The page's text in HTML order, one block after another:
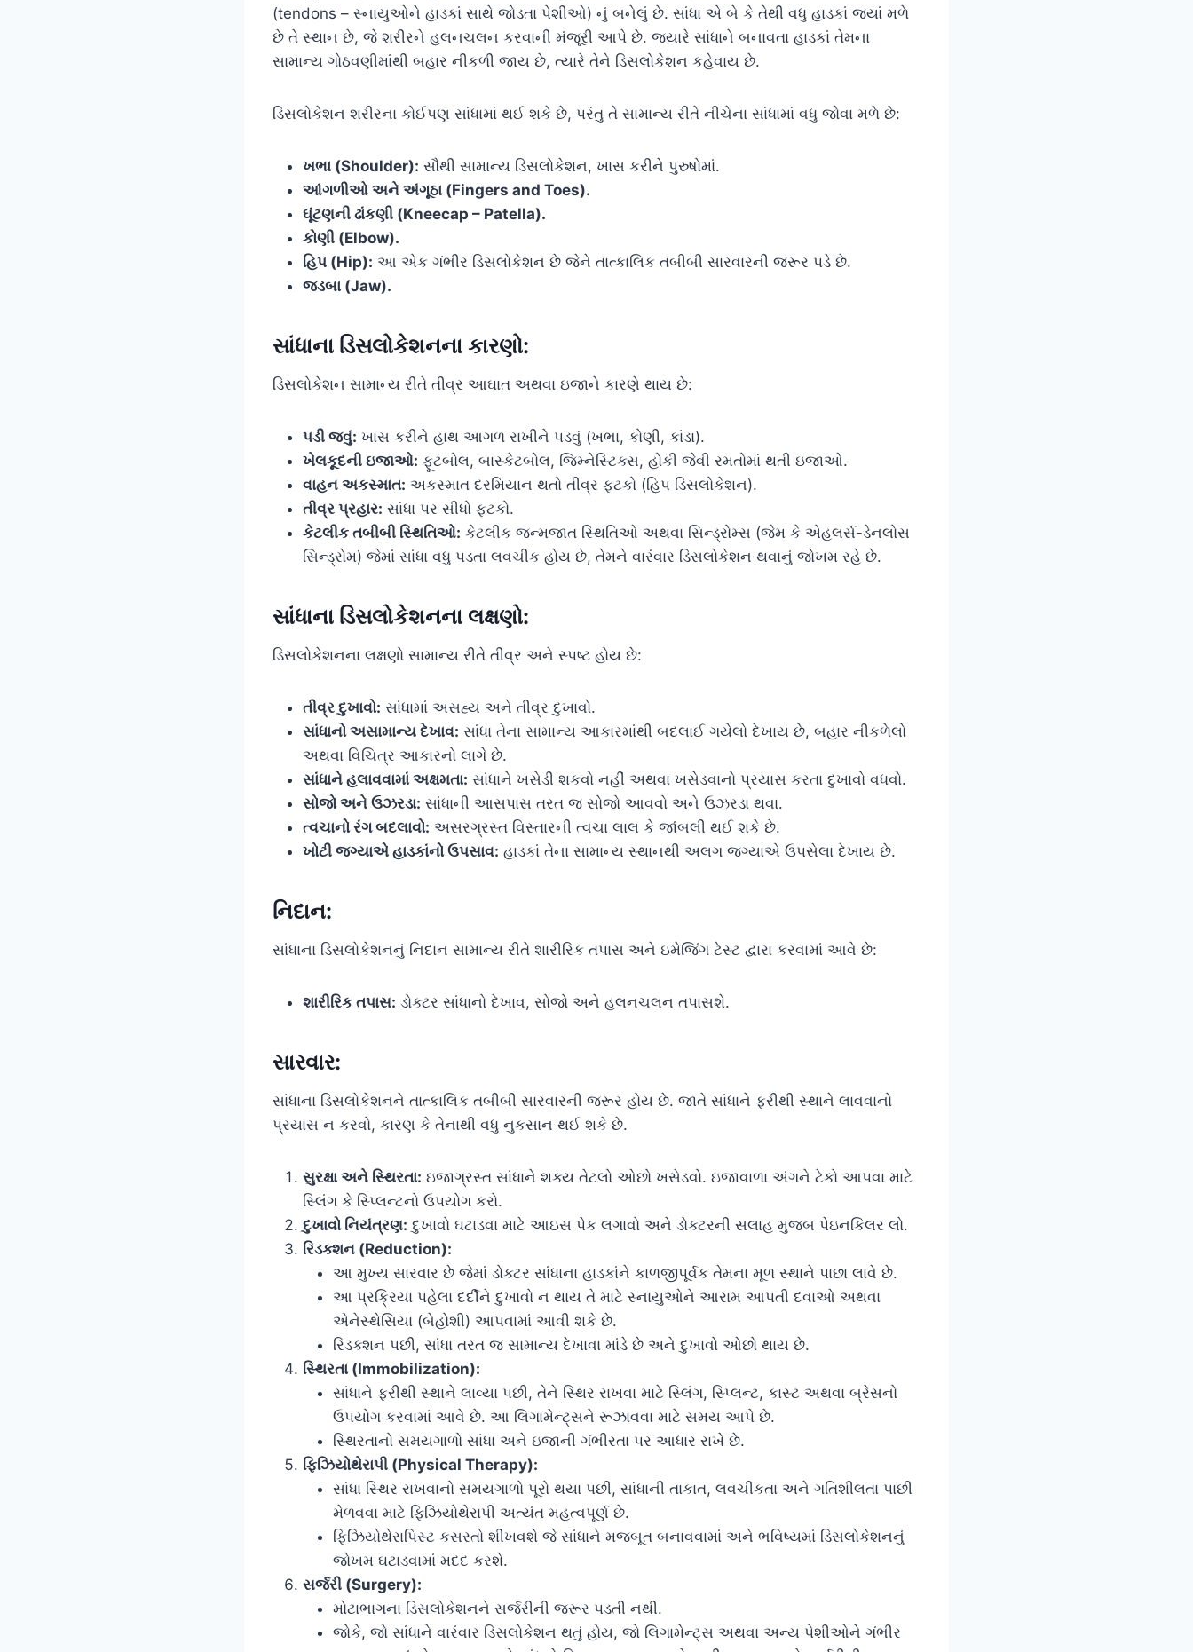
(tendons – સ્નાયુઓને હાડકાં સાથે જોડતા પેશીઓ) નું બનેલું છે. સાંધા એ બે કે તેથી વધુ હાડકાં જ્યાં મળે
છે તે સ્થાન છે, જે શરીરને હલનચલન કરવાની મંજૂરી આપે છે. જ્યારે સાંધાને બનાવતા હાડકાં તેમના
સામાન્ય ગોઠવણીમાંથી બહાર નીકળી જાય છે, ત્યારે તેને ડિસલોકેશન કહેવાય છે.
ડિસલોકેશન શરીરના કોઈપણ સાંધામાં થઈ શકે છે, પરંતુ તે સામાન્ય રીતે નીચેના સાંધામાં વધુ જોવા મળે છે:
ખભા (Shoulder): સૌથી સામાન્ય ડિસલોકેશન, ખાસ કરીને પુરુષોમાં.
આંગળીઓ અને અંગૂઠા (Fingers and Toes).
ઘૂંટણની ઢાંકણી (Kneecap – Patella).
કોણી (Elbow).
હિપ (Hip): આ એક ગંભીર ડિસલોકેશન છે જેને તાત્કાલિક તબીબી સારવારની જરૂર પડે છે.
જડબા (Jaw).
સાંધાના ડિસલોકેશનના કારણો:
ડિસલોકેશન સામાન્ય રીતે તીવ્ર આઘાત અથવા ઇજાને કારણે થાય છે:
પડી જવું: ખાસ કરીને હાથ આગળ રાખીને પડવું (ખભા, કોણી, કાંડા).
ખેલકૂદની ઇજાઓ: ફૂટબોલ, બાસ્કેટબોલ, જિમ્નેસ્ટિક્સ, હોકી જેવી રમતોમાં થતી ઇજાઓ.
વાહન અકસ્માત: અકસ્માત દરમિયાન થતો તીવ્ર ફટકો (હિપ ડિસલોકેશન).
તીવ્ર પ્રહાર: સાંધા પર સીધો ફટકો.
કેટલીક તબીબી સ્થિતિઓ: કેટલીક જન્મજાત સ્થિતિઓ અથવા સિન્ડ્રોમ્સ (જેમ કે એહલર્સ-ડેનલોસ
સિન્ડ્રોમ) જેમાં સાંધા વધુ પડતા લવચીક હોય છે, તેમને વારંવાર ડિસલોકેશન થવાનું જોખમ રહે છે.
સાંધાના ડિસલોકેશનના લક્ષણો:
ડિસલોકેશનના લક્ષણો સામાન્ય રીતે તીવ્ર અને સ્પષ્ટ હોય છે:
તીવ્ર દુખાવો: સાંધામાં અસહ્ય અને તીવ્ર દુખાવો.
સાંધાનો અસામાન્ય દેખાવ: સાંધા તેના સામાન્ય આકારમાંથી બદલાઈ ગયેલો દેખાય છે, બહાર નીકળેલો
અથવા વિચિત્ર આકારનો લાગે છે.
સાંધાને હલાવવામાં અક્ષમતા: સાંધાને ખસેડી શકવો નહીં અથવા ખસેડવાનો પ્રયાસ કરતા દુખાવો વધવો.
સોજો અને ઉઝરડા: સાંધાની આસપાસ તરત જ સોજો આવવો અને ઉઝરડા થવા.
ત્વચાનો રંગ બદલાવો: અસરગ્રસ્ત વિસ્તારની ત્વચા લાલ કે જાંબલી થઈ શકે છે.
ખોટી જગ્યાએ હાડકાંનો ઉપસાવ: હાડકાં તેના સામાન્ય સ્થાનથી અલગ જગ્યાએ ઉપસેલા દેખાય છે.
નિદાન:
સાંધાના ડિસલોકેશનનું નિદાન સામાન્ય રીતે શારીરિક તપાસ અને ઇમેજિંગ ટેસ્ટ દ્વારા કરવામાં આવે છે:
શારીરિક તપાસ: ડોક્ટર સાંધાનો દેખાવ, સોજો અને હલનચલન તપાસશે.
સારવાર:
સાંધાના ડિસલોકેશનને તાત્કાલિક તબીબી સારવારની જરૂર હોય છે. જાતે સાંધાને ફરીથી સ્થાને લાવવાનો
પ્રયાસ ન કરવો, કારણ કે તેનાથી વધુ નુકસાન થઈ શકે છે.
સુરક્ષા અને સ્થિરતા: ઇજાગ્રસ્ત સાંધાને શક્ય તેટલો ઓછો ખસેડવો. ઇજાવાળા અંગને ટેકો આપવા માટે
સ્લિંગ કે સ્પ્લિન્ટનો ઉપયોગ કરો.
દુખાવો નિયંત્રણ: દુખાવો ઘટાડવા માટે આઇસ પેક લગાવો અને ડોક્ટરની સલાહ મુજબ પેઇનકિલર લો.
રિડક્શન (Reduction):
આ મુખ્ય સારવાર છે જેમાં ડોક્ટર સાંધાના હાડકાંને કાળજીપૂર્વક તેમના મૂળ સ્થાને પાછા લાવે છે.
આ પ્રક્રિયા પહેલા દર્દીને દુખાવો ન થાય તે માટે સ્નાયુઓને આરામ આપતી દવાઓ અથવા
એનેસ્થેસિયા (બેહોશી) આપવામાં આવી શકે છે.
રિડક્શન પછી, સાંધા તરત જ સામાન્ય દેખાવા માંડે છે અને દુખાવો ઓછો થાય છે.
સ્થિરતા (Immobilization):
સાંધાને ફરીથી સ્થાને લાવ્યા પછી, તેને સ્થિર રાખવા માટે સ્લિંગ, સ્પ્લિન્ટ, કાસ્ટ અથવા બ્રેસનો
ઉપયોગ કરવામાં આવે છે. આ લિગામેન્ટ્સને રૂઝાવવા માટે સમય આપે છે.
સ્થિરતાનો સમયગાળો સાંધા અને ઇજાની ગંભીરતા પર આધાર રાખે છે.
ફિઝિયોથેરાપી (Physical Therapy):
સાંધા સ્થિર રાખવાનો સમયગાળો પૂરો થયા પછી, સાંધાની તાકાત, લવચીકતા અને ગતિશીલતા પાછી
મેળવવા માટે ફિઝિયોથેરાપી અત્યંત મહત્વપૂર્ણ છે.
ફિઝિયોથેરાપિસ્ટ કસરતો શીખવશે જે સાંધાને મજબૂત બનાવવામાં અને ભવિષ્યમાં ડિસલોકેશનનું
જોખમ ઘટાડવામાં મદદ કરશે.
સર્જરી (Surgery):
મોટાભાગના ડિસલોકેશનને સર્જરીની જરૂર પડતી નથી.
જોકે, જો સાંધાને વારંવાર ડિસલોકેશન થતું હોય, જો લિગામેન્ટ્સ અથવા અન્ય પેશીઓને ગંભીર